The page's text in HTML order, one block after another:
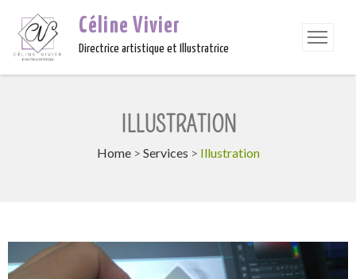
Céline Vivier
Directrice artistique et Illustratrice
ILLUSTRATION
Home> Services > Illustration